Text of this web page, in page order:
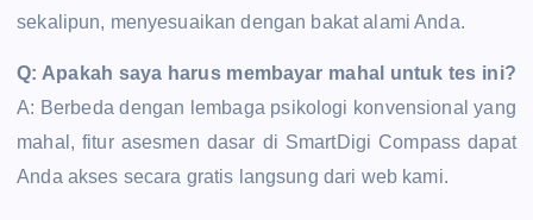
sekalipun, menyesuaikan dengan bakat alami Anda.
Q: Apakah saya harus membayar mahal untuk tes ini?
A: Berbeda dengan lembaga psikologi konvensional yang
mahal, fitur asesmen dasar di SmartDigi Compass dapat
Anda akses secara gratis langsung dari web kami.